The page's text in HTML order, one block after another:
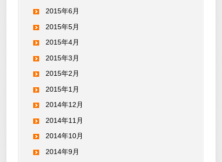
2015年6月
2015年5月
2015年4月
2015年3月
2015年2月
2015年1月
2014年12月
2014年11月
2014年10月
2014年9月